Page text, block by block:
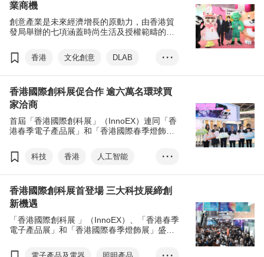
香港時尚家品展
香港時裝節
香港國際印刷及包裝展
展覽+
商對易
張淑芬
業商機
創意產業是未來經濟增長的原動力，由香港貿
發局舉辦的七項涵蓋時尚生活及授權範疇的創
及環球展商，締造跨行業商機。
香港 文化創意
DLAB
林健鋒
香港禮品及贈品展
香港時尚家品展
香港國際家用紡織品展
香港時裝節
香港國際授權展
亞洲授權業會議
展覽+
商對易
張淑芬
• • •
香港國際創科展促合作 逾六萬名環球買
家洽商
首屆「香港國際創科展」（InnoEX）連同「香
港春季電子產品展」和「香港國際春季燈飾
親臨展會現場洽商，突顯香港創科優勢。
科技 香港
人工智能
智慧城市
元宇宙
創科
初創
香港國際創科展
香港春季電子產品展
香港國際春季燈飾展
• • •
香港國際創科展首登場 三大科技展締創
新機遇
「香港國際創科展 」（InnoEX）、「香港春季
電子產品展」和「香港國際春季燈飾展」盛大
發展成為國際創新科技樞紐。